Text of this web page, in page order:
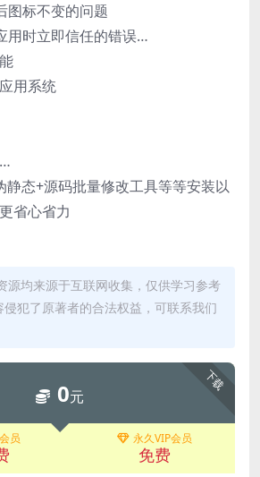
图标不变的问题
用时立即信任的错误…
用系统
静态+源码批量修改工具等等安装以
省心省力
源均来源于互联网收集，仅供学习参考
犯了原著者的合法权益，可联系我们
下载
0元
员 永久VIP会员
免费